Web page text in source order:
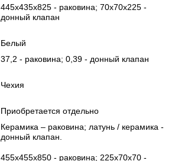
445х435х825 - раковина; 70х70х225 -
донный клапан
Белый
37,2 - раковина; 0,39 - донный клапан
Чехия
Приобретается отдельно
Керамика – раковина; латунь / керамика -
донный клапан.
455х455х850 - раковина; 225х70х70 -